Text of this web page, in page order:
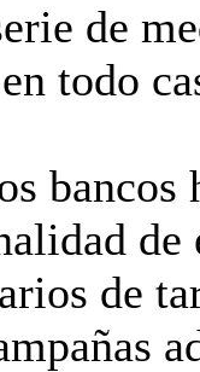
de
todo
bancos
de
de